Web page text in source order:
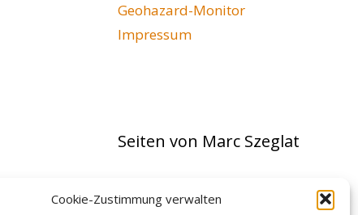
Cookie-Zustimmung verwalten
Geohazard-Monitor
Impressum
Seiten von Marc Szeglat
Streaming Planet HD